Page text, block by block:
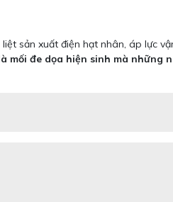
sản xuất điện hạt nhân, áp lực
mối đe dọa hiện sinh mà những